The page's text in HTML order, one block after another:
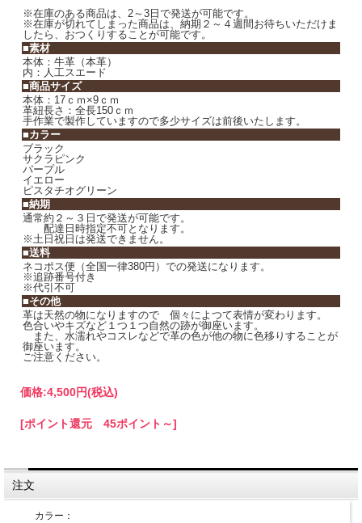
※在庫のある商品は、2～3日で発送が可能です。
※在庫が切れてしまった商品は、納期２～４週間お待ちいただけま
したら、おつくりすることが可能です。
■素材
本体：牛革（本革）
内：人工スエード
■商品サイズ
本体：17ｃｍ×9ｃｍ
革紐長さ：全長150ｃｍ
手作業で製作していますので多少サイズは前後いたします。
■カラー
ブラック
サクラピンク
パープル
イエロー
ピスタチオグリーン
■納期
通常約２～３日で発送が可能です。
配達日時指定不可となります。
※土日祝日は発送できません。
■送料
ネコポス便（全国一律380円）での発送になります。
※追跡番号付き
※代引不可
■その他
革は天然の物になりますので 個々によつて表情が変わります。
色合いやキズなど１つ１つ自然の跡が御座います。
また、水濡れやコスレなどで革の色が他の物に色移りすることが
御座います。
ご注意ください。
価格:4,500円(税込)
[ポイント還元 45ポイント～]
注文
カラー：